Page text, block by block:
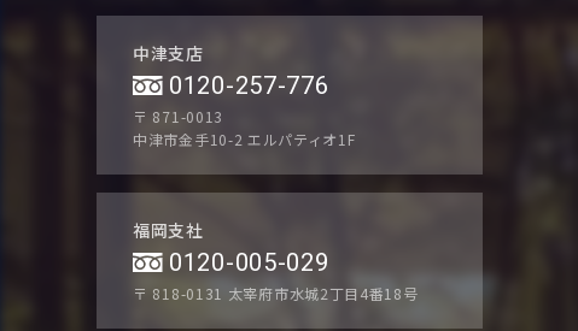
中津支店
0120-257-776
〒 871-0013
中津市金手10-2 エルパティオ1F
福岡支社
0120-005-029
〒 818-0131 太宰府市水城2丁目4番18号